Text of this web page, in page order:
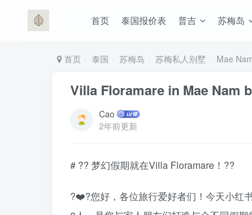
首页 泰国报价表 普吉 苏梅岛
首页 泰国 苏梅岛 苏梅私人别墅 Mae
Villa Floramare in Mae Nam
Cao
2年前更新
# ?? 梦幻假期就在Villa Floramare！??
?‍❤️‍?您好，各位旅行爱好者们！今天小红